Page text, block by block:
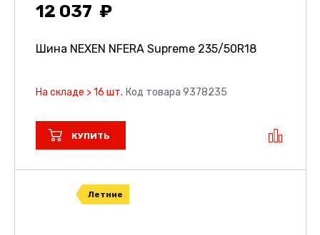
12 037
Шина NEXEN NFERA Supreme 235/50R18
На складе > 16 шт. Код товара 9378235
КУПИТЬ
Летние